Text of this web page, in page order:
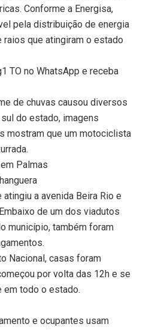
Conforme a Energisa,
pela distribuição de energia
raios que atingiram o estado
TO no WhatsApp e receba
de chuvas causou diversos
do estado, imagens
mostram que um motociclista
Palmas
a avenida Beira Rio e
de um dos viadutos
município, também foram
Nacional, casas foram
por volta das 12h e se
em todo o estado.
e ocupantes usam